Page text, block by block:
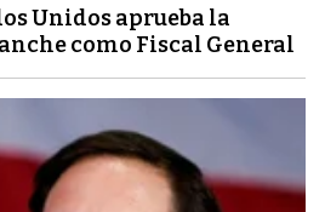
Unidos aprueba la
como Fiscal General